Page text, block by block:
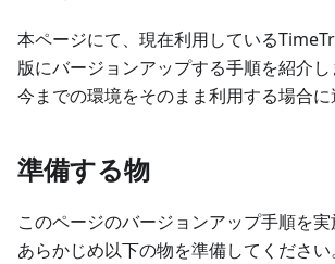
本ページにて、現在利用している
版にバージョンアップする手順を紹介し
今までの環境をそのまま利用する場合に
準備する物
このページのバージョンアップ手順を実
あらかじめ以下の物を準備してください。